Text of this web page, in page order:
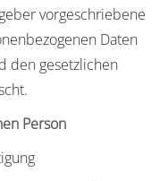
vorgeschriebene
Daten
den gesetzlichen
Person